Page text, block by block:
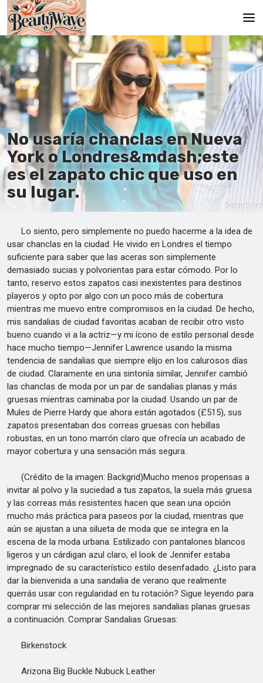
Principal
En
Es
Ru
It
De
No usaría chanclas en Nueva
York o Londres&mdash;este
es el zapato chic que uso en
su lugar.
Lo siento, pero simplemente no puedo hacerme a la idea de
usar chanclas en la ciudad. He vivido en Londres el tiempo
suficiente para saber que las aceras son simplemente
demasiado sucias y polvorientas para estar cómodo. Por lo
tanto, reservo estos zapatos casi inexistentes para destinos
playeros y opto por algo con un poco más de cobertura
mientras me muevo entre compromisos en la ciudad. De hecho,
mis sandalias de ciudad favoritas acaban de recibir otro visto
bueno cuando vi a la actriz—y mi ícono de estilo personal desde
hace mucho tiempo—Jennifer Lawrence usando la misma
tendencia de sandalias que siempre elijo en los calurosos días
de ciudad. Claramente en una sintonía similar, Jennifer cambió
las chanclas de moda por un par de sandalias planas y más
gruesas mientras caminaba por la ciudad. Usando un par de
Mules de Pierre Hardy que ahora están agotados (£515), sus
zapatos presentaban dos correas gruesas con hebillas
robustas, en un tono marrón claro que ofrecía un acabado de
mayor cobertura y una sensación más segura.
(Crédito de la imagen: Backgrid)Mucho menos propensas a
invitar al polvo y la suciedad a tus zapatos, la suela más gruesa
y las correas más resistentes hacen que sean una opción
mucho más práctica para paseos por la ciudad, mientras que
aún se ajustan a una silueta de moda que se integra en la
escena de la moda urbana. Estilizado con pantalones blancos
ligeros y un cárdigan azul claro, el look de Jennifer estaba
impregnado de su característico estilo desenfadado. ¿Listo para
dar la bienvenida a una sandalia de verano que realmente
querrás usar con regularidad en tu rotación? Sigue leyendo para
comprar mi selección de las mejores sandalias planas gruesas
a continuación. Comprar Sandalias Gruesas:
Birkenstock
Arizona Big Buckle Nubuck Leather